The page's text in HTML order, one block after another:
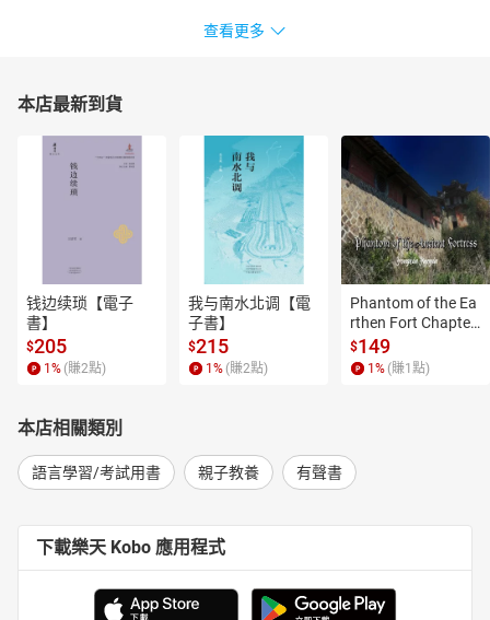
查看更多
本店最新到貨
钱边续琐【電子
書】
$205
1 % (賺2點)
我与南水北调【電
子書】
$215
1 % (賺2點)
Phantom of the Ea
rthen Fort Chapter
4【有聲書】
$149
1 % (賺1 點)
本店相關類別
語言學習/考試用書 親子教養 有聲書
下載樂天 Kobo 應用程式